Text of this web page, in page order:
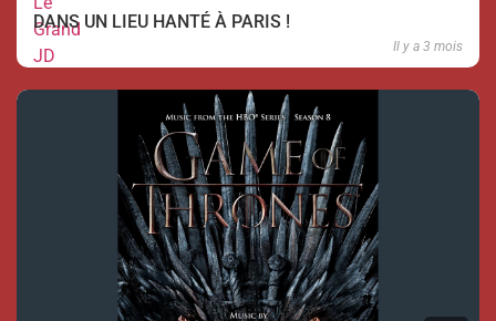
DANS UN LIEU HANTÉ À PARIS !
Il y a 3 mois